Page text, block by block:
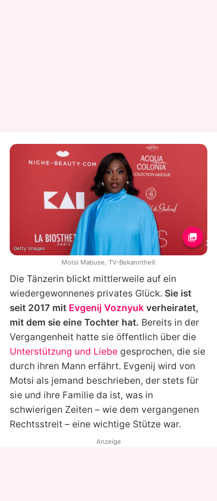
Die Tänzerin blickt mittlerweile auf ein
wiedergewonnenes privates Glück. Sie ist
seit 2017 mit Evgenij Voznyuk verheiratet,
mit dem sie eine Tochter hat. Bereits in der
Vergangenheit hatte sie öffentlich über die
Unterstützung und Liebe gesprochen, die sie
durch ihren Mann erfährt. Evgenij wird von
Motsi als jemand beschrieben, der stets für
sie und ihre Familie da ist, was in
schwierigen Zeiten – wie dem vergangenen
Rechtsstreit – eine wichtige Stütze war.
Getty Images
Motsi Mabuse, TV-Bekanntheit
Anzeige